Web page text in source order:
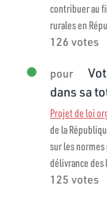
contribuer au
rurales en
126 votes
pour
dans sa
Projet de loi
de la
sur les
délivrance
125 votes